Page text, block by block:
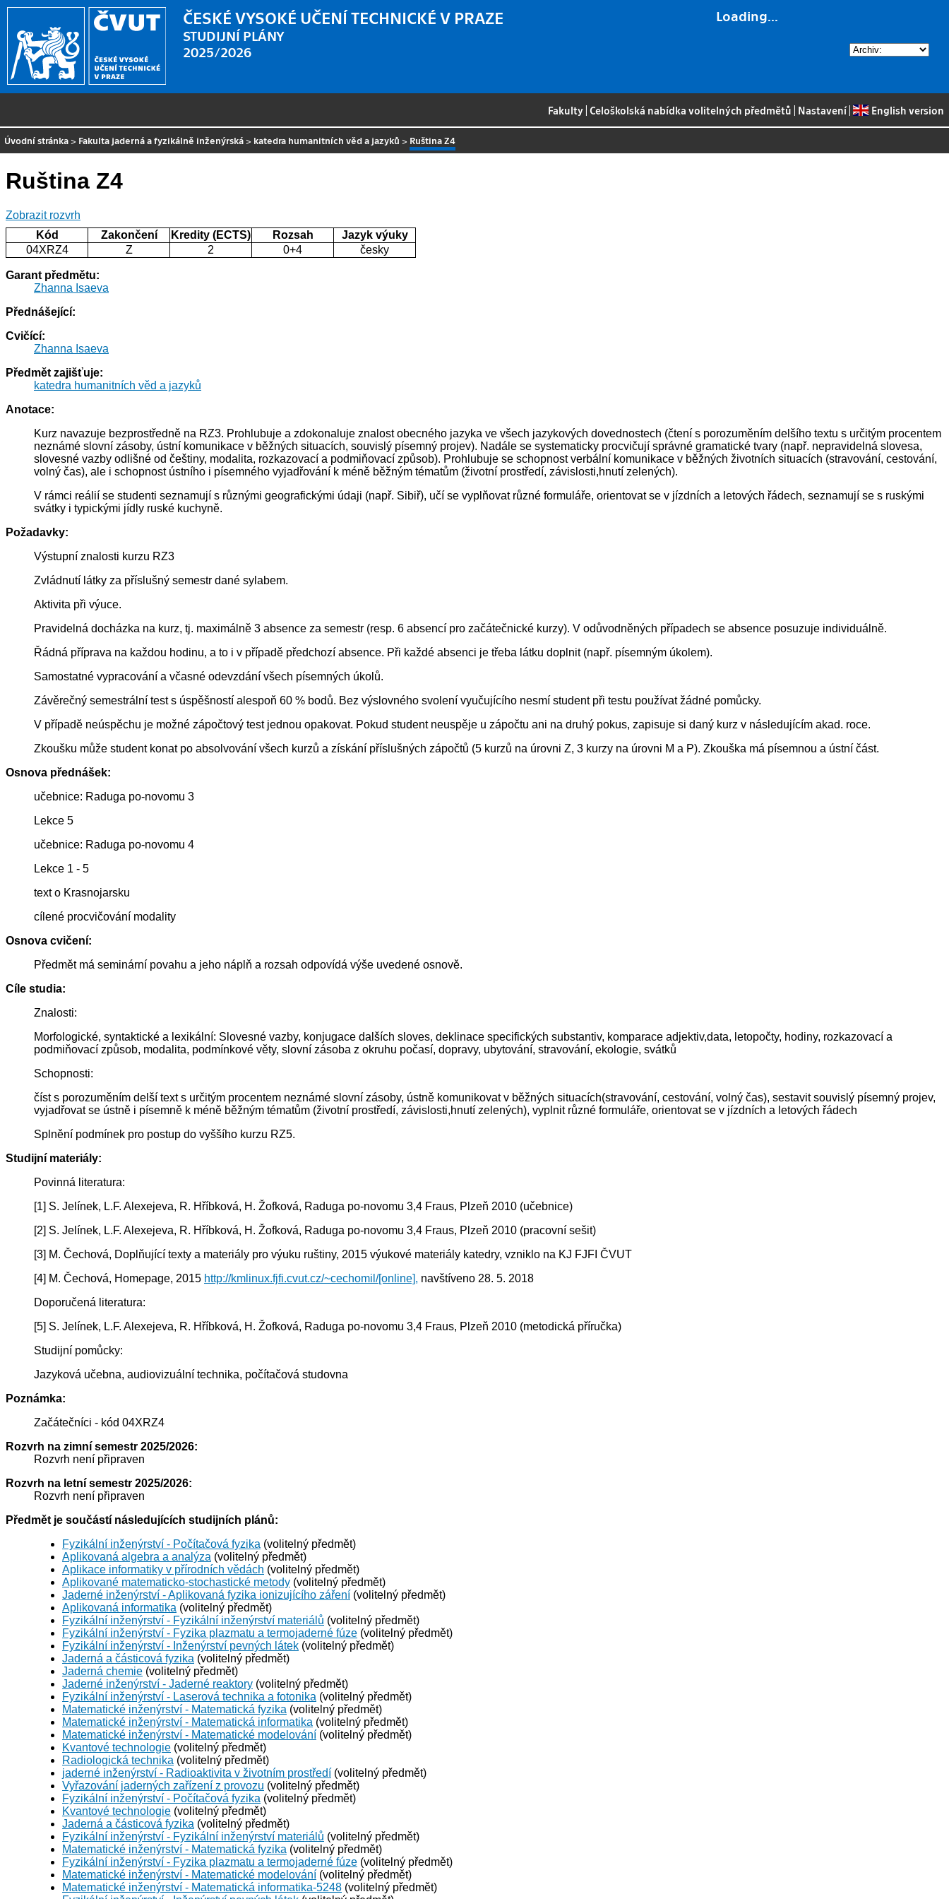
Loading...
ČESKÉ VYSOKÉ UČENÍ TECHNICKÉ V PRAZE
STUDIJNÍ PLÁNY
2025/2026
Fakulty |Celoškolská nabídka volitelných předmětů Nastavení| English version
Úvodní stránka > Fakulta jaderná a fyzikálně inženýrská > katedra humanitních věd a jazyků > Ruština Z4
Ruština Z4
Zobrazit rozvrh
Kód
Zakončení Kredity (ECTS) Rozsah
Jazyk výuky
04XRZ4
Z 2 0+4 česky
Garant předmětu:
Zhanna Isaeva
Přednášející:
Cvičící:
Zhanna Isaeva
Předmět zajišťuje:
katedra humanitních věd a jazyků
Anotace:
Kurz navazuje bezprostředně na RZ3. Prohlubuje a zdokonaluje znalost obecného jazyka ve všech jazykových dovednostech (čtení s porozuměním delšího textu s určitým procentem
neznámé slovní zásoby, ústní komunikace v běžných situacích, souvislý písemný projev). Nadále se systematicky procvičují správné gramatické tvary (např. nepravidelná slovesa,
slovesné vazby odlišné od češtiny, modalita, rozkazovací a podmiňovací způsob). Prohlubuje se schopnost verbální komunikace v běžných životních situacích (stravování, cestování,
volný čas), ale i schopnost ústního i písemného vyjadřování k méně běžným tématům (životní prostředí, závislosti,hnutí zelených).
V rámci reálií se studenti seznamují s různými geografickými údaji (např. Sibiř), učí se vyplňovat různé formuláře, orientovat se v jízdních a letových řádech, seznamují se s ruskými
svátky i typickými jídly ruské kuchyně.
Požadavky:
Výstupní znalosti kurzu RZ3
Zvládnutí látky za příslušný semestr dané sylabem.
Aktivita při výuce.
Pravidelná docházka na kurz, tj. maximálně 3 absence za semestr (resp. 6 absencí pro začátečnické kurzy). V odůvodněných případech se absence posuzuje individuálně.
Řádná příprava na každou hodinu, a to i v případě předchozí absence. Při každé absenci je třeba látku doplnit (např. písemným úkolem).
Samostatné vypracování a včasné odevzdání všech písemných úkolů.
Závěrečný semestrální test s úspěšností alespoň 60 % bodů. Bez výslovného svolení vyučujícího nesmí student při testu používat žádné pomůcky.
V případě neúspěchu je možné zápočtový test jednou opakovat. Pokud student neuspěje u zápočtu ani na druhý pokus, zapisuje si daný kurz v následujícím akad. roce.
Zkoušku může student konat po absolvování všech kurzů a získání příslušných zápočtů (5 kurzů na úrovni Z, 3 kurzy na úrovni M a P). Zkouška má písemnou a ústní část.
Osnova přednášek:
učebnice: Raduga po-novomu 3
Lekce 5
učebnice: Raduga po-novomu 4
Lekce 1 - 5
text o Krasnojarsku
cílené procvičování modality
Osnova cvičení:
Předmět má seminární povahu a jeho náplň a rozsah odpovídá výše uvedené osnově.
Cíle studia:
Znalosti:
Morfologické, syntaktické a lexikální: Slovesné vazby, konjugace dalších sloves, deklinace specifických substantiv, komparace adjektiv,data, letopočty, hodiny, rozkazovací a
podmiňovací způsob, modalita, podmínkové věty, slovní zásoba z okruhu počasí, dopravy, ubytování, stravování, ekologie, svátků
Schopnosti:
číst s porozuměním delší text s určitým procentem neznámé slovní zásoby, ústně komunikovat v běžných situacích(stravování, cestování, volný čas), sestavit souvislý písemný projev,
vyjadřovat se ústně i písemně k méně běžným tématům (životní prostředí, závislosti,hnutí zelených), vyplnit různé formuláře, orientovat se v jízdních a letových řádech
Splnění podmínek pro postup do vyššího kurzu RZ5.
Studijní materiály:
Povinná literatura:
[1] S. Jelínek, L.F. Alexejeva, R. Hříbková, H. Žofková, Raduga po-novomu 3,4 Fraus, Plzeň 2010 (učebnice)
[2] S. Jelínek, L.F. Alexejeva, R. Hříbková, H. Žofková, Raduga po-novomu 3,4 Fraus, Plzeň 2010 (pracovní sešit)
[3] M. Čechová, Doplňující texty a materiály pro výuku ruštiny, 2015 výukové materiály katedry, vzniklo na KJ FJFI ČVUT
[4] M. Čechová, Homepage, 2015 http://kmlinux.fjfi.cvut.cz/~cechomil/[online], navštíveno 28. 5. 2018
Doporučená literatura:
[5] S. Jelínek, L.F. Alexejeva, R. Hříbková, H. Žofková, Raduga po-novomu 3,4 Fraus, Plzeň 2010 (metodická příručka)
Studijní pomůcky:
Jazyková učebna, audiovizuální technika, počítačová studovna
Poznámka:
Začátečníci - kód 04XRZ4
Rozvrh na zimní semestr 2025/2026:
Rozvrh není připraven
Rozvrh na letní semestr 2025/2026:
Rozvrh není připraven
Předmět je součástí následujících studijních plánů:
Fyzikální inženýrství - Počítačová fyzika (volitelný předmět)
Aplikovaná algebra a analýza (volitelný předmět)
Aplikace informatiky v přírodních vědách (volitelný předmět)
Aplikované matematicko-stochastické metody (volitelný předmět)
Jaderné inženýrství - Aplikovaná fyzika ionizujícího záření (volitelný předmět)
Aplikovaná informatika (volitelný předmět)
Fyzikální inženýrství - Fyzikální inženýrství materiálů (volitelný předmět)
Fyzikální inženýrství - Fyzika plazmatu a termojaderné fúze (volitelný předmět)
Fyzikální inženýrství - Inženýrství pevných látek (volitelný předmět)
Jaderná a částicová fyzika (volitelný předmět)
Jaderná chemie (volitelný předmět)
Jaderné inženýrství - Jaderné reaktory (volitelný předmět)
Fyzikální inženýrství - Laserová technika a fotonika (volitelný předmět)
Matematické inženýrství - Matematická fyzika (volitelný předmět)
Matematické inženýrství - Matematická informatika (volitelný předmět)
Matematické inženýrství - Matematické modelování (volitelný předmět)
Kvantové technologie (volitelný předmět)
Radiologická technika (volitelný předmět)
jaderné inženýrství - Radioaktivita v životním prostředí (volitelný předmět)
Vyřazování jaderných zařízení z provozu (volitelný předmět)
Fyzikální inženýrství - Počítačová fyzika (volitelný předmět)
Kvantové technologie (volitelný předmět)
Jaderná a částicová fyzika (volitelný předmět)
Fyzikální inženýrství - Fyzikální inženýrství materiálů (volitelný předmět)
Matematické inženýrství - Matematická fyzika (volitelný předmět)
Fyzikální inženýrství - Fyzika plazmatu a termojaderné fúze (volitelný předmět)
Matematické inženýrství - Matematické modelování (volitelný předmět)
Matematické inženýrství - Matematická informatika-5248 (volitelný předmět)